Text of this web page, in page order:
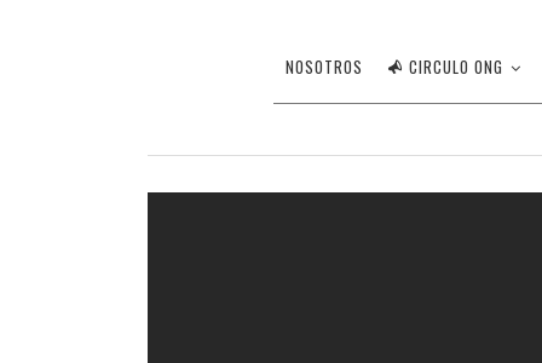
NOSOTROS CIRCULO ONG